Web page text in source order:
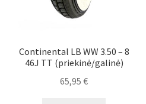
Continental LB WW 3.50 – 8
46J TT (priekinė/galinė)
65,95€